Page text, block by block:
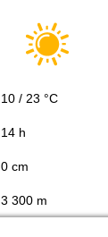
10 / 23 °C
14 h
0 cm
3 300 m